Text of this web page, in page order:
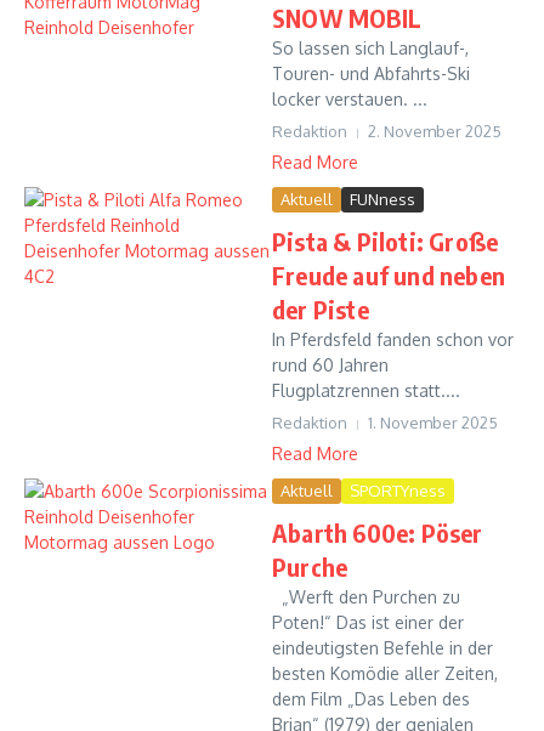
SNOW MOBIL
So lassen sich Langlauf-,
Touren- und Abfahrts-Ski
locker verstauen. ...
Redaktion 2. November 2025
Read More
Aktuell FUNness
Pista & Piloti: Große
Freude auf und neben
der Piste
In Pferdsfeld fanden schon vor
rund 60 Jahren
Flugplatzrennen statt....
Redaktion 1. November 2025
Read More
Aktuell SPORTYness
Abarth 600e: Pöser
Purche
„Werft den Purchen zu
Poten!“ Das ist einer der
eindeutigsten Befehle in der
besten Komödie aller Zeiten,
dem Film „Das Leben des
Brian“ (1979) der genialen